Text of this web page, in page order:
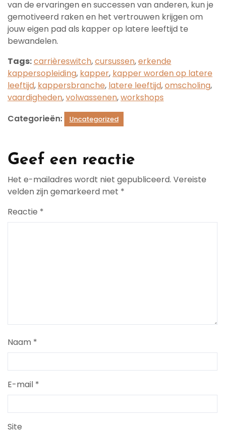
van de ervaringen en successen van anderen, kun je
gemotiveerd raken en het vertrouwen krijgen om
jouw eigen pad als kapper op latere leeftijd te
bewandelen.
Tags:carrièreswitch,cursussen,erkende
kappersopleiding, kapper, kapper worden op latere
leeftijd, kappersbranche, latere leeftijd,omscholing,
vaardigheden,volwassenen,workshops
Categorieën:
Uncategorized
Geef een reactie
Het e-mailadres wordt niet gepubliceerd. Vereiste
velden zijn gemarkeerd met *
Reactie *
Naam *
E-mail *
Site